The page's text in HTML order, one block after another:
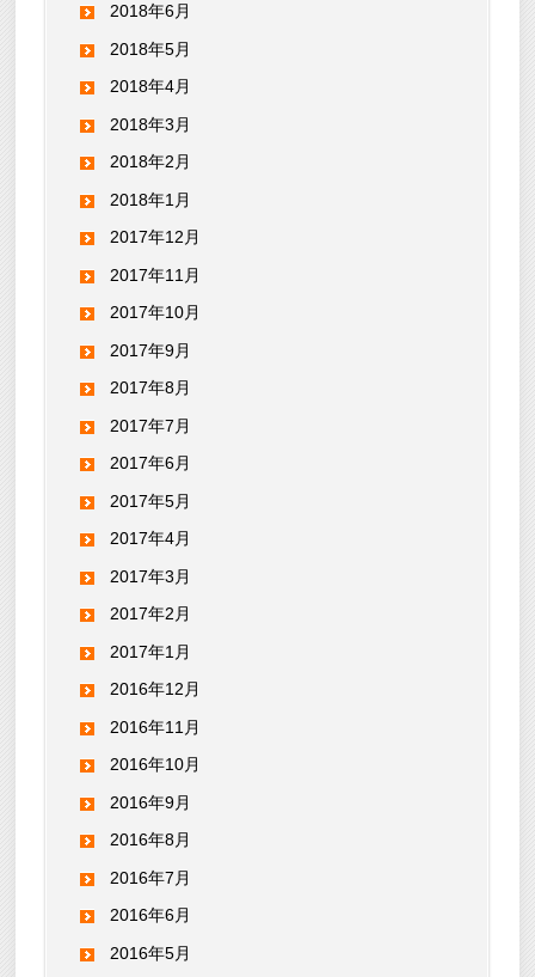
2018年6月
2018年5月
2018年4月
2018年3月
2018年2月
2018年1月
2017年12月
2017年11月
2017年10月
2017年9月
2017年8月
2017年7月
2017年6月
2017年5月
2017年4月
2017年3月
2017年2月
2017年1月
2016年12月
2016年11月
2016年10月
2016年9月
2016年8月
2016年7月
2016年6月
2016年5月